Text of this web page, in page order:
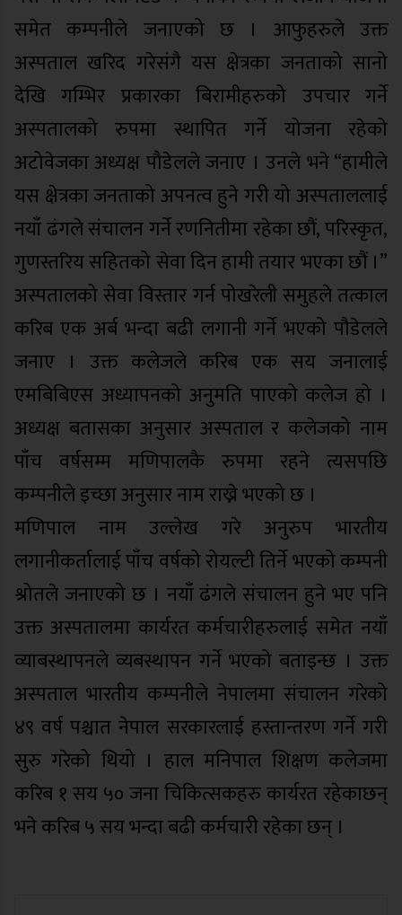
समेत कम्पनीले जनाएको छ । आफुहरुले उक्त
अस्पताल खरिद गरेसंगै यस क्षेत्रका जनताको सानो
देखि गम्भिर प्रकारका बिरामीहरुको उपचार गर्ने
अस्पतालको रुपमा स्थापित गर्ने योजना रहेको
अटोवेजका अध्यक्ष पौडेलले जनाए । उनले भने “हामीले
यस क्षेत्रका जनताको अपनत्व हुने गरी यो अस्पताललाई
नयाँ ढंगले संचालन गर्ने रणनितीमा रहेका छौं, परिस्कृत,
गुणस्तरिय सहितको सेवा दिन हामी तयार भएका छौं ।”
अस्पतालको सेवा विस्तार गर्न पोखरेली समुहले तत्काल
करिब एक अर्ब भन्दा बढी लगानी गर्ने भएको पौडेलले
जनाए । उक्त कलेजले करिब एक सय जनालाई
एमबिबिएस अध्यापनको अनुमति पाएको कलेज हो ।
अध्यक्ष बतासका अनुसार अस्पताल र कलेजको नाम
पाँच वर्षसम्म मणिपालकै रुपमा रहने त्यसपछि
कम्पनीले इच्छा अनुसार नाम राख्ने भएको छ ।
मणिपाल नाम उल्लेख गरे अनुरुप भारतीय
लगानीकर्तालाई पाँच वर्षको रोयल्टी तिर्ने भएको कम्पनी
श्रोतले जनाएको छ । नयाँ ढंगले संचालन हुने भए पनि
उक्त अस्पतालमा कार्यरत कर्मचारीहरुलाई समेत नयाँ
व्याबस्थापनले व्यबस्थापन गर्ने भएको बताइन्छ । उक्त
अस्पताल भारतीय कम्पनीले नेपालमा संचालन गरेको
४९ वर्ष पश्चात नेपाल सरकारलाई हस्तान्तरण गर्ने गरी
सुरु गरेको थियो । हाल मनिपाल शिक्षण कलेजमा
करिब १ सय ५० जना चिकित्सकहरु कार्यरत रहेकाछन्
भने करिब ५ सय भन्दा बढी कर्मचारी रहेका छन् ।